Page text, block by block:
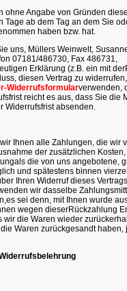
Angabe von Gründen
ab dem Tag an dem Sie
haben bzw. hat.
uns, Müllers Weinwelt,
07181/486730, Fax 486731,
Erklärung (z.B. ein mit
diesen Vertrag zu
Widerrufsformularverwenden,
reicht es aus, dass Sie die
Widerrufsfrist absenden.
Ihnen alle Zahlungen, die wir
der zusätzlichen
die von uns angebotene,
und spätestens binnen
Ihren Widerruf dieses
wir dasselbe
sei denn, mit Ihnen wurde
wegen dieserRückzahlung
die Waren wieder
Waren zurückgesandt haben,